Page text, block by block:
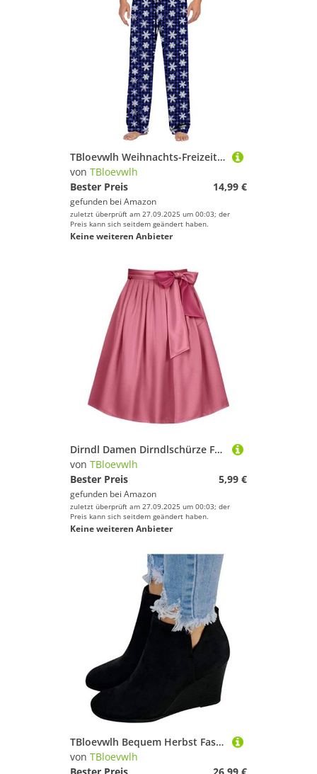
TBloevwlh Weihnachts-Freizeithose für Herren, Pyjamahose mit Kordelzug und Taschen, Weihnachtshose Hosen Herren
von TBloevwlh
Bester Preis
14,99 €
gefunden bei Amazon
zuletzt überprüft am 27.09.2025 um 00:03; der
Preis kann sich seitdem geändert haben.
Keine weiteren Anbieter
Dirndl Damen Dirndlschürze Für Midi Traditionelle Schwarz Taftschürze Einfärbig Jacquard Zum Binden Dirndl Trachtenmode Jacquard-Dirndlschürze Gr. 32-54 Schürze Pink Uni Schlichte Taft Glanz Damen
von TBloevwlh
Bester Preis
5,99 €
gefunden bei Amazon
zuletzt überprüft am 27.09.2025 um 00:03; der
Preis kann sich seitdem geändert haben.
Keine weiteren Anbieter
TBloevwlh Bequem Herbst Fashion Schnürstiefel Damen Schwarz Anliegender Flache Reißverschluss Schuhe Kurzschaft Struktur Winterschuhe Und Winter Damenstiefel Boots rutschfest Zehen Stiefeletten
von TBloevwlh